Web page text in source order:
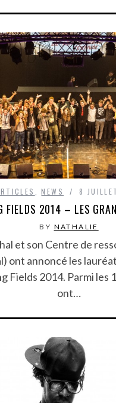
7.6
5.4
,NEWS 8
FIELDS 2014 – LES
BY NATHALIE
et son Centre de
ont annoncé les
Fields 2014. Parmi les
ont…